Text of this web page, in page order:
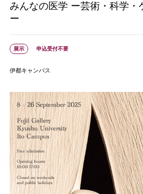
みんなの医学 ー芸術・科学・
ー
展示 申込受付不要
伊都キャンパス